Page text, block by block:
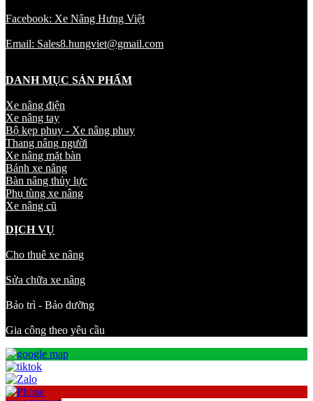
Facebook: Xe Nâng Hưng Việt
Email: Sales8.hungviet@gmail.com
DANH MỤC SẢN PHẨM
Xe nâng điện
Xe nâng tay
Bộ kẹp phuy - Xe nâng phuy
Thang nâng người
Xe nâng mặt bàn
Bánh xe nâng
Bàn nâng thủy lực
Phụ tùng xe nâng
Xe nâng cũ
DỊCH VỤ
Cho thuê xe nâng
Sửa chữa xe nâng
Bảo trì - Bảo dưỡng
Gia công theo yêu cầu